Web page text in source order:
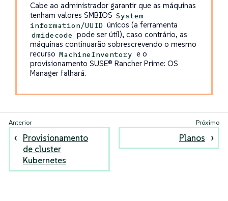
Cabe ao administrador garantir que as máquinas
tenham valores SMBIOS System
information/UUID únicos (a ferramenta
dmidecode pode ser útil), caso contrário, as
máquinas continuarão sobrescrevendo o mesmo
recurso MachineInventory e o
provisionamento SUSE® Rancher Prime: OS
Manager falhará.
Provisionamento
de cluster
Kubernetes
Planos